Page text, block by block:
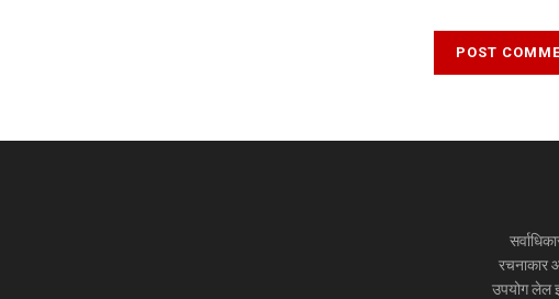
रचनाकार
उपयोग लेल